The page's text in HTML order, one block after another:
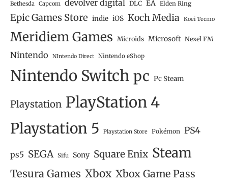
Bethesda Capcom devolver digital DLC EA Elden Ring
Epic Games Store indie iOS Koch Media Koei Tecmo
Meridiem Games Microids Microsoft Nexel FM
Nintendo NIntendo Direct Nintendo eShop
Nintendo Switch pc Pc Steam
Playstation PlayStation 4
Playstation 5 Playstation Store Pokémon PS4
ps5 SEGA Sifu Sony Square Enix Steam
Tesura Games Xbox Xbox Game Pass